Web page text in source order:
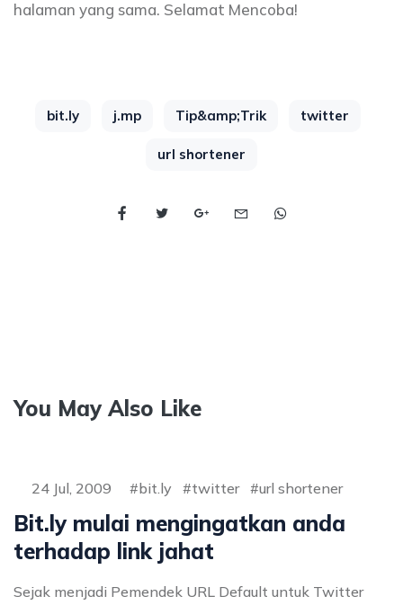
halaman yang sama. Selamat Mencoba!
bit.ly j.mp Tip&amp;Trik twitter
url shortener
You May Also Like
24 Jul, 2009 bit.ly twitter url shortener
Bit.ly mulai mengingatkan anda
terhadap link jahat
Sejak menjadi Pemendek URL Default untuk Twitter